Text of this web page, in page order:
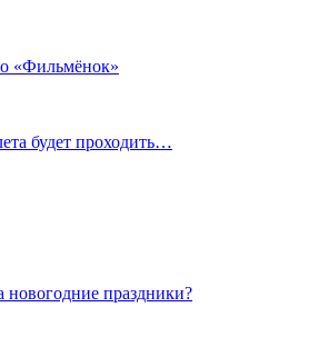
«Фильмёнок»
будет проходить…
новогодние праздники?